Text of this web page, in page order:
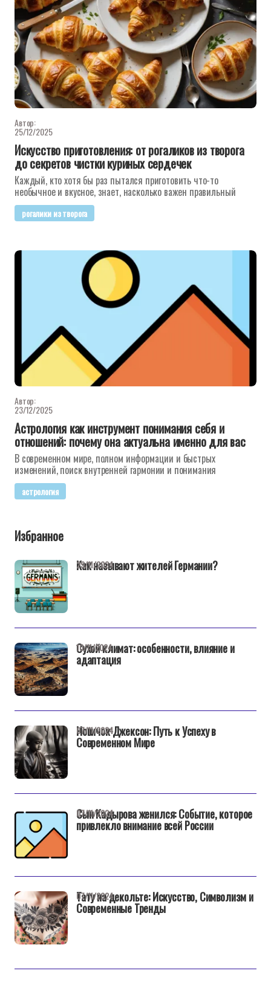
Автор:
25/12/2025
Искусство приготовления: от рогаликов из творога
до секретов чистки куриных сердечек
Каждый, кто хотя бы раз пытался приготовить что-то
необычное и вкусное, знает, насколько важен правильный
рогалики из творога
Автор:
23/12/2025
Астрология как инструмент понимания себя и
отношений: почему она актуальна именно для вас
В современном мире, полном информации и быстрых
изменений, поиск внутренней гармонии и понимания
астрология
Избранное
Как называют жителей Германии?
29/11/2024
Сухой климат: особенности, влияние и
адаптация
10/11/2024
Новичок Джексон: Путь к Успеху в
Современном Мире
07/11/2024
Сын Кадырова женился: Событие, которое
привлекло внимание всей России
07/11/2024
Тату на декольте: Искусство, Символизм и
Современные Тренды
07/11/2024